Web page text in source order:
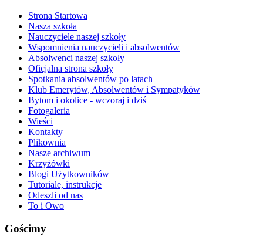
Strona Startowa
Nasza szkoła
Nauczyciele naszej szkoły
Wspomnienia nauczycieli i absolwentów
Absolwenci naszej szkoły
Oficjalna strona szkoły
Spotkania absolwentów po latach
Klub Emerytów, Absolwentów i Sympatyków
Bytom i okolice - wczoraj i dziś
Fotogaleria
Wieści
Kontakty
Plikownia
Nasze archiwum
Krzyżówki
Blogi Użytkowników
Tutoriale, instrukcje
Odeszli od nas
To i Owo
Gościmy